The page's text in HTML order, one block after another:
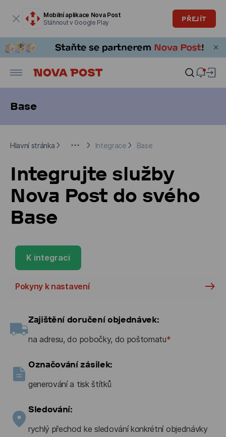
Mobilní aplikace Nova Post
Stáhnout v Google Play
PŘEJÍT
Base
Hlavní stránka
Integrace Base
Integrujte služby
Nova Post do svého
Base
K integraci
Pokyny k nastavení
Zajištění doručení objednávek:
na adresu, do pobočky, do poštomatu*
Označování zásilek:
generování a tisk štítků
Sledování:
rychlý přechod ke sledování konkrétní objednávky